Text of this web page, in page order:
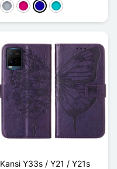
HarmaaMagentaBleu Foncé
Turquoise
Kansi Y33s / Y21 / Y21s